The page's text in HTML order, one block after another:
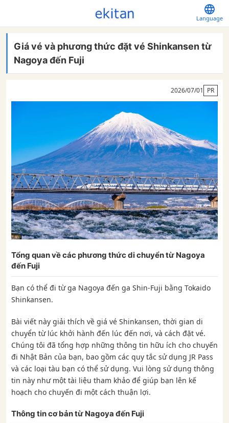
Language
Giá vé và phương thức đặt vé Shinkansen từ
Nagoya đến Fuji
2026/07/01 PR
Tổng quan về các phương thức di chuyển từ Nagoya
đến Fuji
Bạn có thể đi từ ga Nagoya đến ga Shin-Fuji bằng Tokaido
Shinkansen.
Bài viết này giải thích về giá vé Shinkansen, thời gian di
chuyển từ lúc khởi hành đến lúc đến nơi, và cách đặt vé.
Chúng tôi đã tổng hợp những thông tin hữu ích cho chuyến
đi Nhật Bản của bạn, bao gồm các quy tắc sử dụng JR Pass
và các loại tàu bạn có thể sử dụng. Vui lòng sử dụng thông
tin này như một tài liệu tham khảo để giúp bạn lên kế
hoạch cho chuyến đi một cách thuận lợi.
Thông tin cơ bản từ Nagoya đến Fuji